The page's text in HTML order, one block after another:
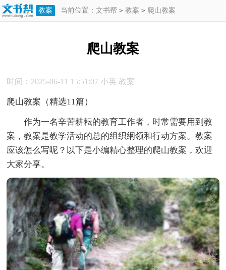
教案 当前位置： 文书帮 > 教案 > 爬山教案
爬山教案
时间：2025-06-11 15:51:07 小英 教案
爬山教案（精选11篇）
作为一名辛苦耕耘的教育工作者，时常需要用到教
案，教案是教学活动的总的组织纲领和行动方案。教案
应该怎么写呢？以下是小编精心整理的爬山教案，欢迎
大家分享。